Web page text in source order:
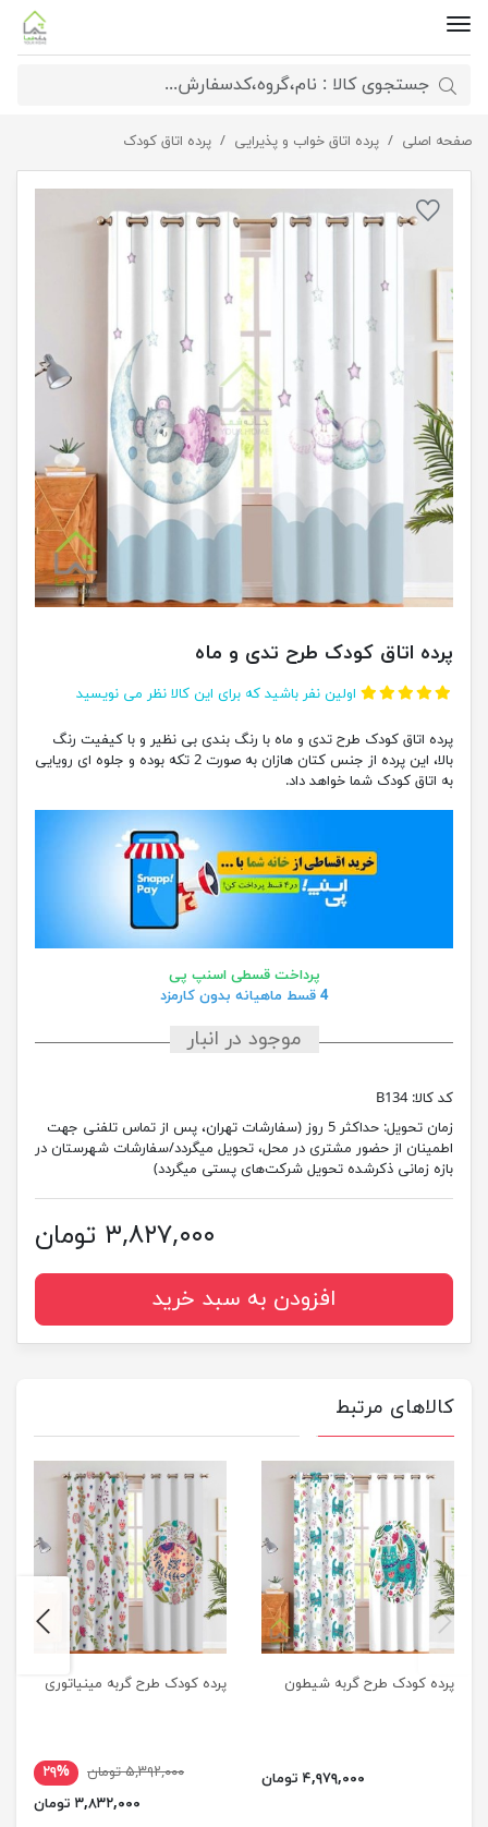
صفحه اصلی پرده اتاق خواب و پذیرایی پرده اتاق کودک پرده اتاق کودک طرح تدی و ماه
پرده اتاق کودک طرح تدی و ماه
اولین نفر باشید که برای این کالا نظر می نویسید
پرده اتاق کودک طرح تدی و ماه با رنگ بندی بی نظیر و با کیفیت رنگ
بالا، این پرده از جنس کتان هازان به صورت 2 تکه بوده و جلوه ای رویایی
به اتاق کودک شما خواهد داد.
پرداخت قسطی اسنپ پی
4 قسط ماهیانه بدون کارمزد
موجود در انبار
کد کالا: B134
زمان تحویل:
حداکثر 5 روز (سفارشات تهران، پس از تماس تلفنی جهت
اطمینان از حضور مشتری در محل، تحویل میگردد/سفارشات شهرستان در
بازه زمانی ذکرشده تحویل شرکت‌های پستی میگردد)
۳,۸۲۷,۰۰۰ تومان
افزودن به سبد خرید
کالاهای مرتبط
پرده کودک طرح گربه شیطون
۴,۹۷۹,۰۰۰ تومان
پرده کودک طرح گربه مینیاتوری
۵,۳۹۲,۰۰۰ تومان
۲۹%
۳,۸۳۲,۰۰۰ تومان
previus